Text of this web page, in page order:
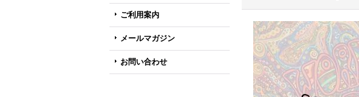
ご利用案内
メールマガジン
お問い合わせ